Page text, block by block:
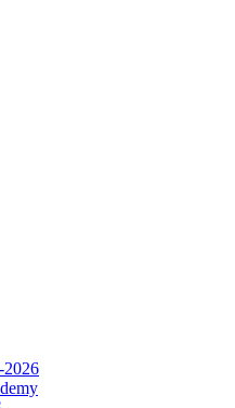
2026